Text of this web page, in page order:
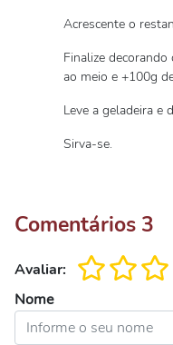
Acrescente o
Finalize
ao meio e +100g
Leve a geladeira e
Sirva-se.
Comentários 3
Avaliar:
Nome